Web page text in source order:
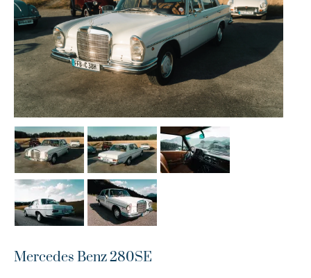
Mercedes Benz 280SE